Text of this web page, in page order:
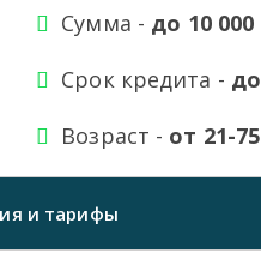
Сумма - до 10 000
Срок кредита -
Возраст - от 21-
и тарифы